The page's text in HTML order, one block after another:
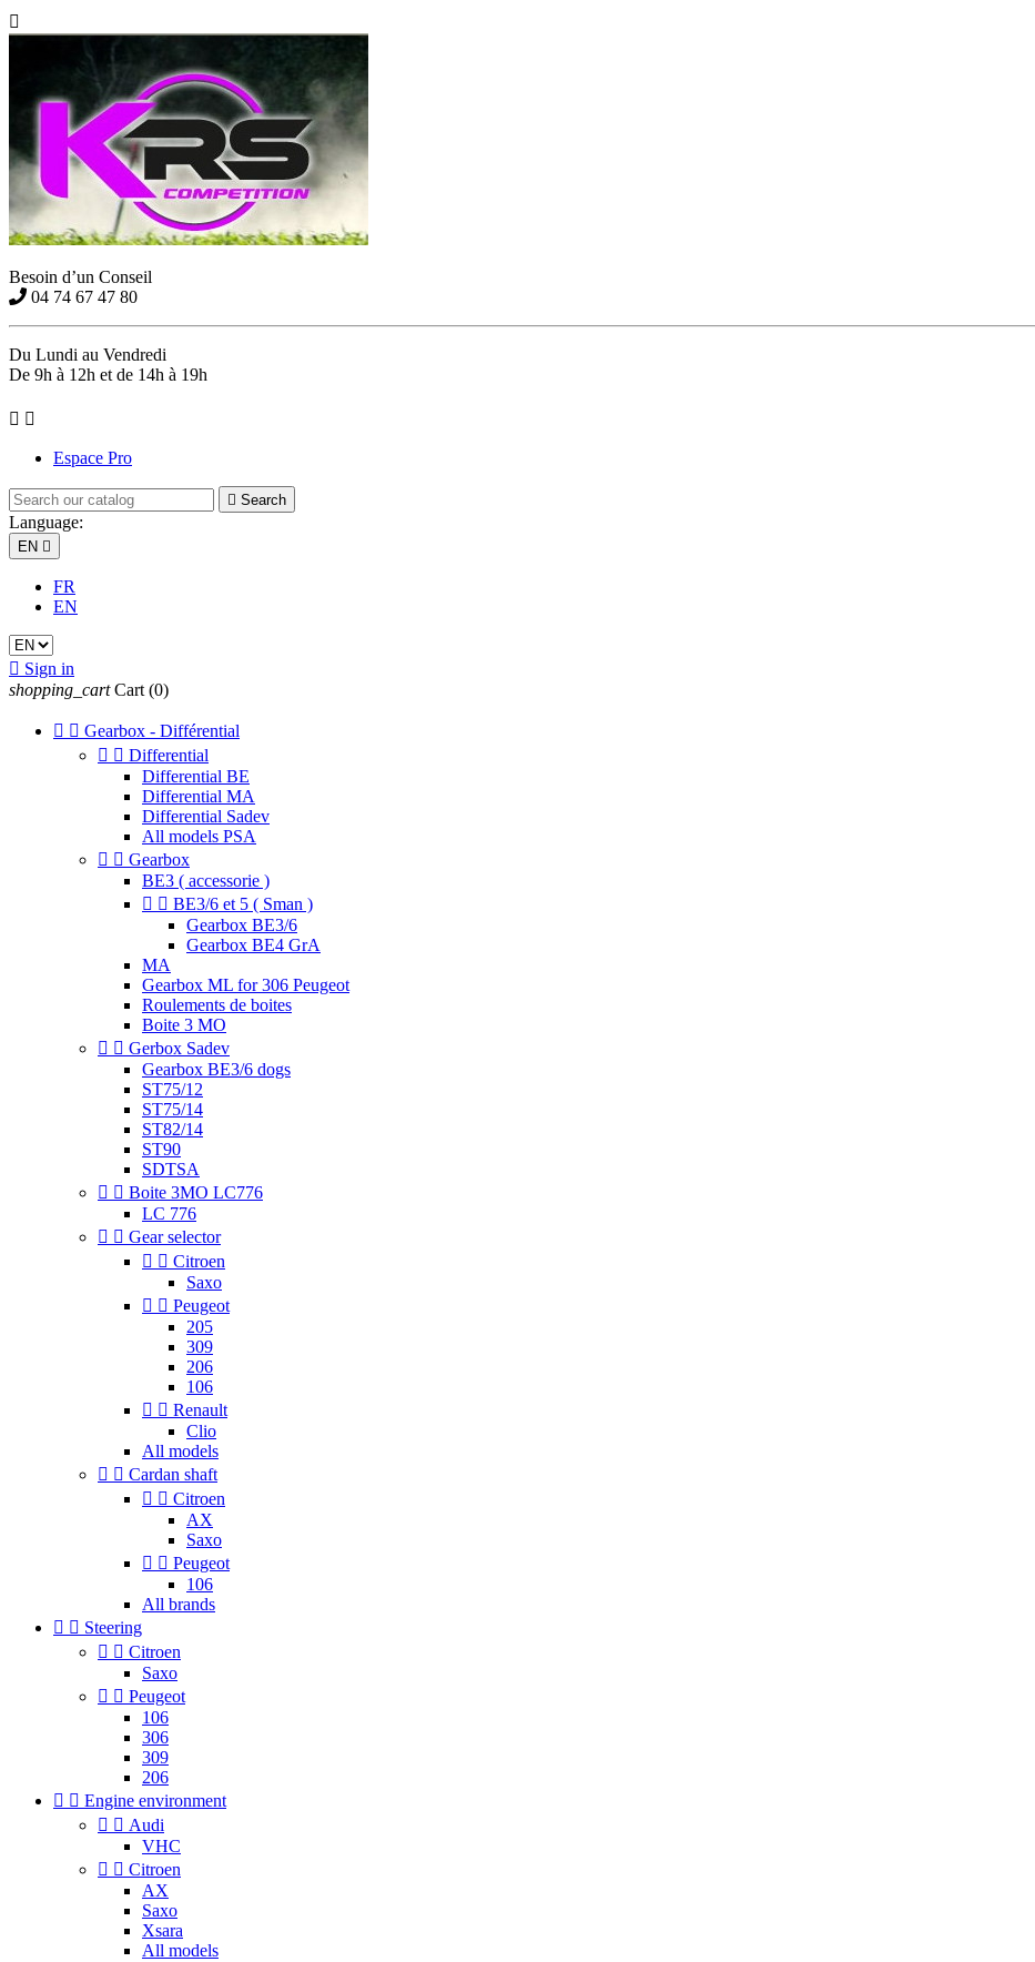

Besoin d’un Conseil
04 74 67 47 80
Du Lundi au Vendredi
De 9h à 12h et de 14h à 19h
 
Espace Pro
 Search
Language:
EN 
FR
EN
 Sign in
shopping_cart Cart (0)
  Gearbox - Différential
  Differential
Differential BE
Differential MA
Differential Sadev
All models PSA
  Gearbox
BE3 ( accessorie )
  BE3/6 et 5 ( Sman )
Gearbox BE3/6
Gearbox BE4 GrA
MA
Gearbox ML for 306 Peugeot
Roulements de boites
Boite 3 MO
  Gerbox Sadev
Gearbox BE3/6 dogs
ST75/12
ST75/14
ST82/14
ST90
SDTSA
  Boite 3MO LC776
LC 776
  Gear selector
  Citroen
Saxo
  Peugeot
205
309
206
106
  Renault
Clio
All models
  Cardan shaft
  Citroen
AX
Saxo
  Peugeot
106
All brands
  Steering
  Citroen
Saxo
  Peugeot
106
306
309
206
  Engine environment
  Audi
VHC
  Citroen
AX
Saxo
Xsara
All models